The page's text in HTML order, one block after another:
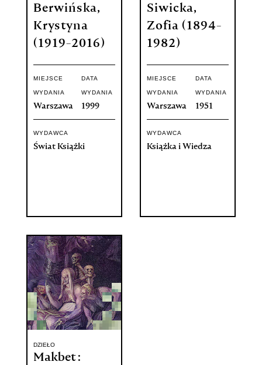
Berwińska,
Krystyna
(1919-2016)
MIEJSCE
WYDANIA
Warszawa
DATA
WYDANIA
1999
WYDAWCA
Świat Książki
Siwicka,
Zofia (1894-
1982)
MIEJSCE
WYDANIA
Warszawa
DATA
WYDANIA
1951
WYDAWCA
Książka i Wiedza
DZIEŁO
Makbet :